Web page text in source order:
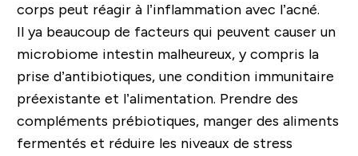
corps peut réagir à l’inflammation avec l’acné.
Il ya beaucoup de facteurs qui peuvent causer un
microbiome intestin malheureux, y compris la
prise d’antibiotiques, une condition immunitaire
préexistante et l’alimentation. Prendre des
compléments prébiotiques, manger des aliments
fermentés et réduire les niveaux de stress